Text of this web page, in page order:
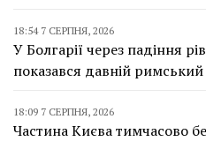
18:54 7 СЕРПНЯ, 2026
У Болгарії через падіння
показався давній римський
18:09 7 СЕРПНЯ, 2026
Частина Києва тимчасово